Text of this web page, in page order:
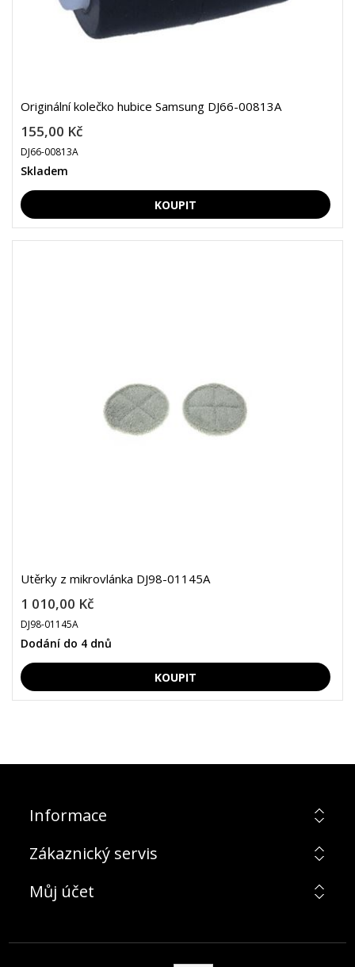
Originální kolečko hubice Samsung DJ66-00813A
155,00 Kč
DJ66-00813A
Skladem
Utěrky z mikrovlánka DJ98-01145A
1 010,00 Kč
DJ98-01145A
Dodání do 4 dnů
Informace
Zákaznický servis
Můj účet